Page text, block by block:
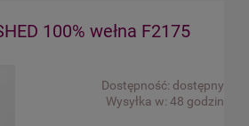
100% wełna F2175
Dostępność: dostępny
Wysyłka w: 48 godzin